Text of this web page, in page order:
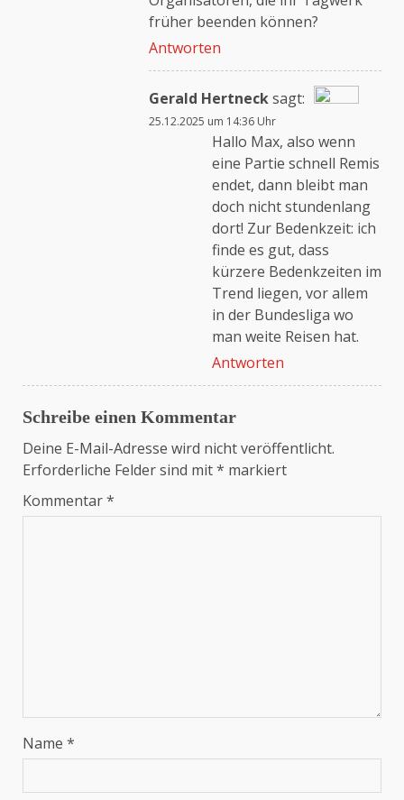
früher beenden können?
Antworten
Gerald Hertnecksagt:
Das „Echte-Person“-
Abzeichen!
Anti-Spam von CleanTalk
25.12.2025 um 14:36 Uhr
Hallo Max, also wenn
eine Partie schnell Remis
endet, dann bleibt man
doch nicht stundenlang
dort! Zur Bedenkzeit: ich
finde es gut, dass
kürzere Bedenkzeiten im
Trend liegen, vor allem
in der Bundesliga wo
man weite Reisen hat.
Antworten
Schreibe einen Kommentar
Deine E-Mail-Adresse wird nicht veröffentlicht.
Erforderliche Felder sind mit* markiert
Kommentar*
Name *